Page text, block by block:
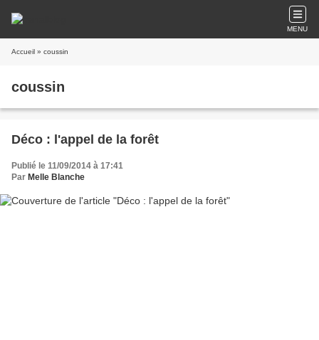
MENU
Accueil » coussin
coussin
Déco : l'appel de la forêt
Publié le 11/09/2014 à 17:41
Par Melle Blanche